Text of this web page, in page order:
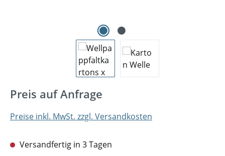
Preis auf Anfrage
Preise inkl. MwSt. zzgl. Versandkosten
Versandfertig in 3 Tagen